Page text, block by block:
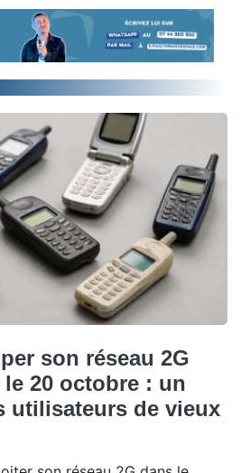
son réseau 2G
20 octobre : un
utilisateurs de vieux